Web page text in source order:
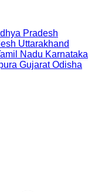
Pradesh
Uttarakhand
Nadu Karnataka
Gujarat Odisha